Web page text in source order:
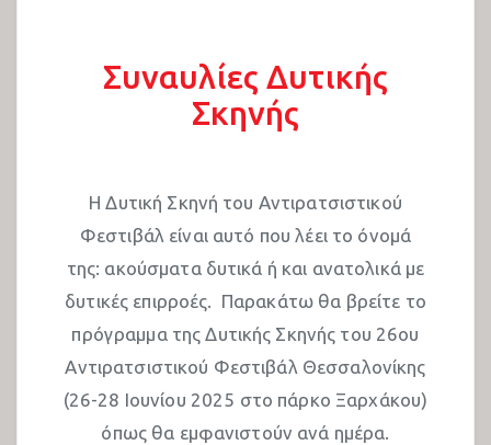
Multilingual Posters –
23AntiraFestThess
Συζητήσεις 2023
Πολιτιστικό 2023
Συναυλίες Δυτικής Σκηνής 2023
Συναυλίες Ανατολικής Σκηνής 2023
Εκθέσεις 2023
Συναυλίες Δυτικής
Σκηνής
Η Δυτική Σκηνή του Αντιρατσιστικού
Φεστιβάλ είναι αυτό που λέει το όνομά
της: ακούσματα δυτικά ή και ανατολικά με
δυτικές επιρροές. Παρακάτω θα βρείτε το
πρόγραμμα της Δυτικής Σκηνής του 26ου
Αντιρατσιστικού Φεστιβάλ Θεσσαλονίκης
(26-28 Ιουνίου 2025 στο πάρκο Ξαρχάκου)
όπως θα εμφανιστούν ανά ημέρα.